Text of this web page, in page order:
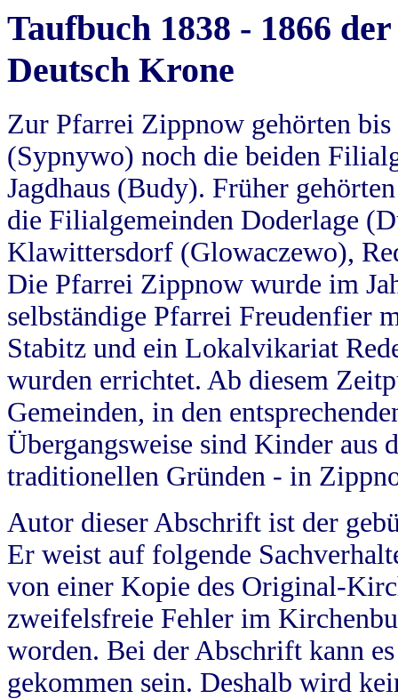
Taufbuch 1838 - 1866
Deutsch Krone
Zur Pfarrei Zippnow gehörten
(Sypnywo) noch die beiden
Jagdhaus (Budy). Früher
die Filialgemeinden Doderlage
Klawittersdorf (Glowaczewo),
Die Pfarrei Zippnow wurde im
selbständige Pfarrei Freudenfier
Stabitz und ein Lokalvikariat
wurden errichtet. Ab diesem
Gemeinden, in den
Übergangsweise sind Kinder aus
traditionellen Gründen - in
Autor dieser Abschrift ist der
Er weist auf folgende
von einer Kopie des Original-
zweifelsfreie Fehler im
worden. Bei der Abschrift kann
gekommen sein. Deshalb wird